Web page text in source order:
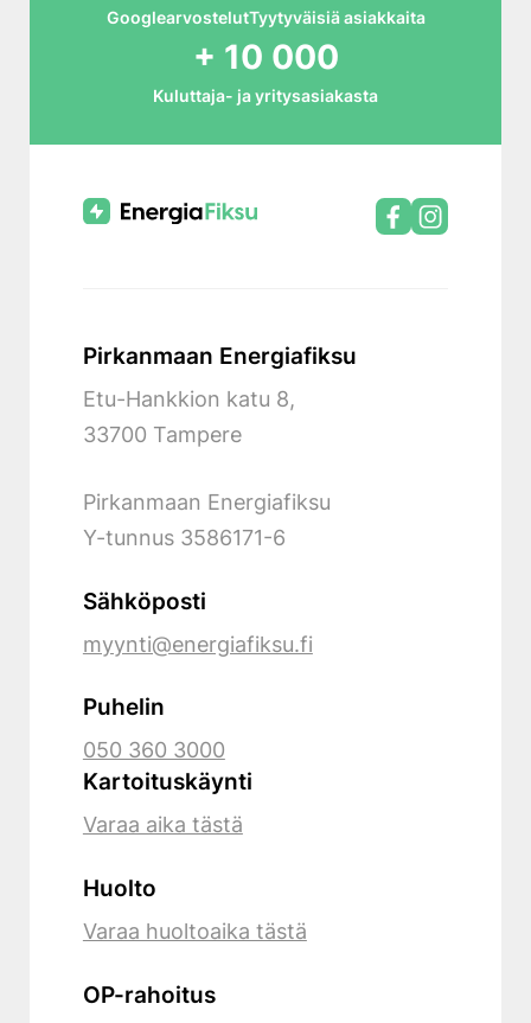
GooglearvostelutTyytyväisiä asiakkaita
+ 10 000
Kuluttaja- ja yritysasiakasta
Pirkanmaan Energiafiksu
Etu-Hankkion katu 8,
33700 Tampere
Pirkanmaan Energiafiksu
Y-tunnus 3586171-6
Sähköposti
myynti@energiafiksu.fi
Puhelin
050 360 3000
Kartoituskäynti
Varaa aika tästä
Huolto
Varaa huoltoaika tästä
OP-rahoitus